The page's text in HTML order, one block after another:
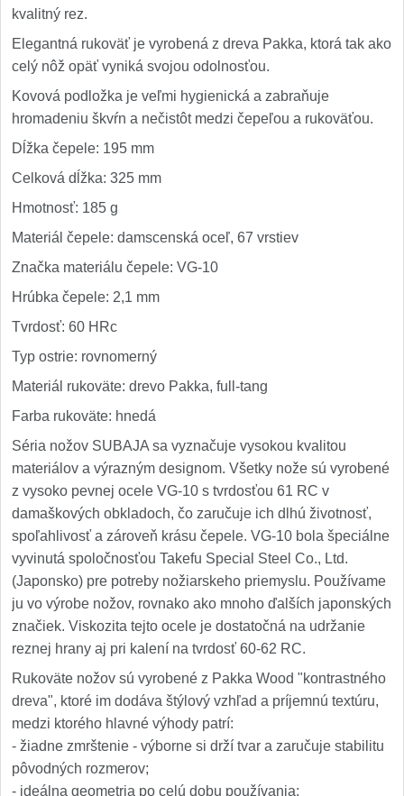
kvalitný rez.
Elegantná rukoväť je vyrobená z dreva Pakka, ktorá tak ako
celý nôž opäť vyniká svojou odolnosťou.
Kovová podložka je veľmi hygienická a zabraňuje
hromadeniu škvŕn a nečistôt medzi čepeľou a rukoväťou.
Dĺžka čepele: 195 mm
Celková dĺžka: 325 mm
Hmotnosť: 185 g
Materiál čepele: damscenská oceľ, 67 vrstiev
Značka materiálu čepele: VG-10
Hrúbka čepele: 2,1 mm
Tvrdosť: 60 HRc
Typ ostrie: rovnomerný
Materiál rukoväte: drevo Pakka, full-tang
Farba rukoväte: hnedá
Séria nožov SUBAJA sa vyznačuje vysokou kvalitou
materiálov a výrazným designom. Všetky nože sú vyrobené
z vysoko pevnej ocele VG-10 s tvrdosťou 61 RC v
damaškových obkladoch, čo zaručuje ich dlhú životnosť,
spoľahlivosť a zároveň krásu čepele. VG-10 bola špeciálne
vyvinutá spoločnosťou Takefu Special Steel Co., Ltd.
(Japonsko) pre potreby nožiarskeho priemyslu. Používame
ju vo výrobe nožov, rovnako ako mnoho ďalších japonských
značiek. Viskozita tejto ocele je dostatočná na udržanie
reznej hrany aj pri kalení na tvrdosť 60-62 RC.
Rukoväte nožov sú vyrobené z Pakka Wood "kontrastného
dreva", ktoré im dodáva štýlový vzhľad a príjemnú textúru,
medzi ktorého hlavné výhody patrí:
- žiadne zmrštenie - výborne si drží tvar a zaručuje stabilitu
pôvodných rozmerov;
- ideálna geometria po celú dobu používania;